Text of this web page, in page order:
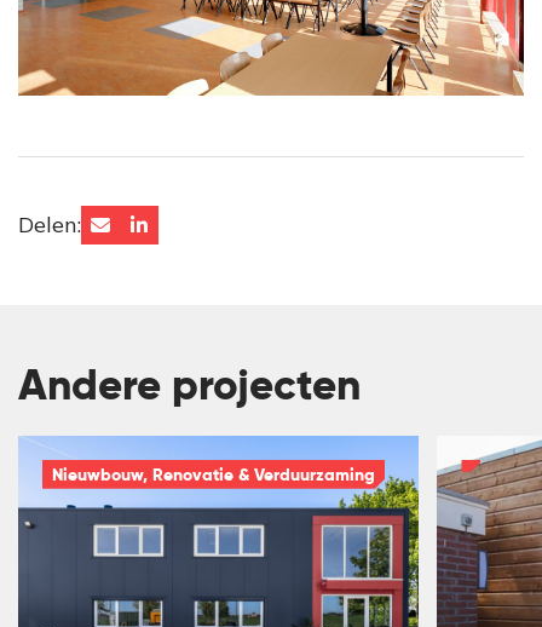
Delen:
Andere projecten
Nieuwbouw, Renovatie & Verduurzaming